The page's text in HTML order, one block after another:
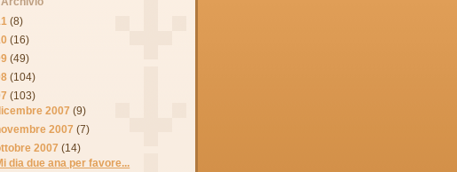
(8)
(16)
(49)
(104)
(103)
2007 (9)
2007 (7)
2007 (14)
dia due ana per favore...